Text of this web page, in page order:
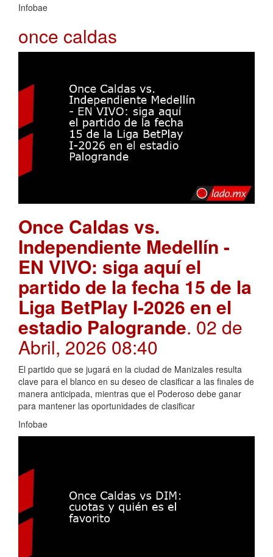
Infobae
once caldas
Once Caldas vs.
Independiente Medellín -
EN VIVO: siga aquí el
partido de la fecha 15 de la
Liga BetPlay I-2026 en el
estadio Palogrande. 02 de
Abril, 2026 08:40
El partido que se jugará en la ciudad de Manizales resulta
clave para el blanco en su deseo de clasificar a las finales de
manera anticipada, mientras que el Poderoso debe ganar
para mantener las oportunidades de clasificar
Infobae